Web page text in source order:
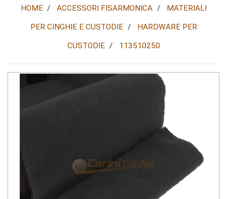
HOME ACCESSORI FISARMONICA MATERIALI
PER CINGHIE E CUSTODIE HARDWARE PER
CUSTODIE 113510250